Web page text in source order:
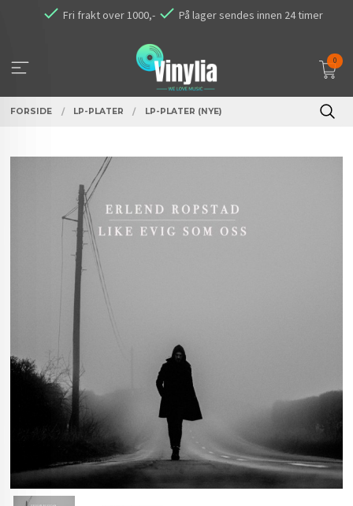
Fri frakt over 1000,- På lager sendes innen 24 timer
0
FORSIDE LP-PLATER LP-PLATER (NYE)